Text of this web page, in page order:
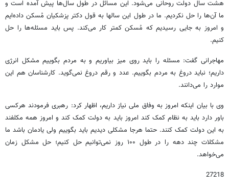
هشت سال دولت روحانی می‌شود. این مسائل در طول سال‌ها پیش آمده است و
ما آن‌ها را حل نکردیم. ما در طول این سالها به قول دکتر پزشکیان مُسکن داده‌ایم
و امروز به جایی رسیدیم که مُسکن کمتر کار می‌کند. پس باید مسئله‌ها را حل
کنیم.
مهاجرانی گفت: مسئله را باید روی میز بیاوریم و به مردم بگوییم مشکل انرژی
داریم؛ نباید دروغ به مردم بگوییم. عدد و رقم دروغ نمی‌گوید. کارشناسان هم این
موارد را می‌دانند.
وی با بیان اینکه امروز به وفاق ملی نیاز داریم، اظهار کرد: رهبری فرمودند هرکسی
باور دارد باید به نظام کمک کند امروز باید به دولت کمک کند و امروز همه مکلفند
به این دولت کمک کنند. حتما هرجا مشکلی دیدیم باید بگوییم ولی یادمان باشد ما
مشکلات چند دهه را در طول ۱۰۰ روز نمی‌توانیم حل کنیم؛ حل مشکل زمان
می‌خواهد.
27218